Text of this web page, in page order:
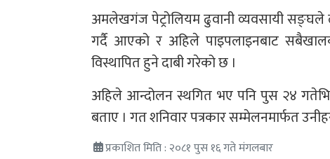
अमलेखगंज पेट्रोलियम ढुवानी व्यवसायी सङ्घले
गर्दै आएको र अहिले पाइपलाइनबाट
विस्थापित हुने दाबी गरेको छ ।
अहिले आन्दोलन स्थगित भए पनि पुस २४
बताए । गत शनिवार पत्रकार सम्मेलनमार्फत
प्रकाशित मिति : २०८१ पुस १६ गते मंगलबार